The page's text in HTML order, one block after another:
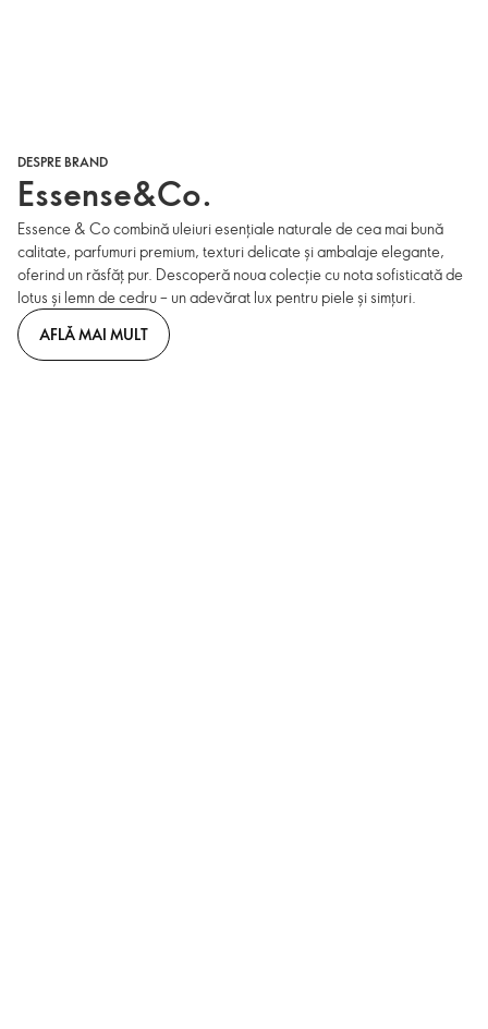
DESPRE BRAND
Essense&Co.
Essence & Co combină uleiuri esențiale naturale de cea mai bună
calitate, parfumuri premium, texturi delicate și ambalaje elegante,
oferind un răsfăț pur. Descoperă noua colecție cu nota sofisticată de
lotus și lemn de cedru – un adevărat lux pentru piele și simțuri.
AFLĂ MAI MULT